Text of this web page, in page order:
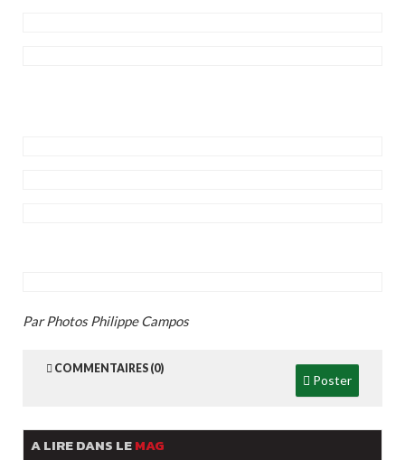
Par Photos Philippe Campos
COMMENTAIRES (0)
Poster
A LIRE DANS LEMAG